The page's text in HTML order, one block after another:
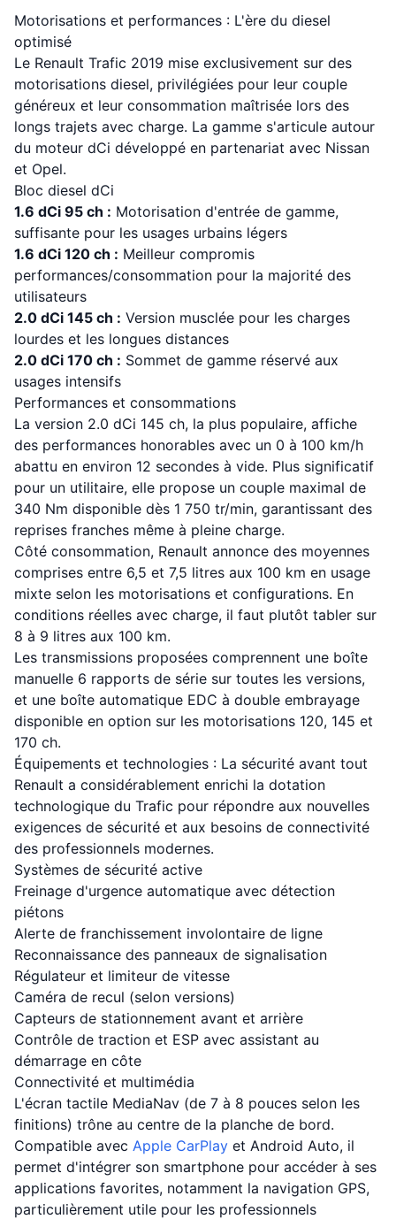
Motorisations et performances : L'ère du diesel
optimisé
Le Renault Trafic 2019 mise exclusivement sur des
motorisations diesel, privilégiées pour leur couple
généreux et leur consommation maîtrisée lors des
longs trajets avec charge. La gamme s'articule autour
du moteur dCi développé en partenariat avec Nissan
et Opel.
Bloc diesel dCi
1.6 dCi 95 ch : Motorisation d'entrée de gamme,
suffisante pour les usages urbains légers
1.6 dCi 120 ch : Meilleur compromis
performances/consommation pour la majorité des
utilisateurs
2.0 dCi 145 ch : Version musclée pour les charges
lourdes et les longues distances
2.0 dCi 170 ch : Sommet de gamme réservé aux
usages intensifs
Performances et consommations
La version 2.0 dCi 145 ch, la plus populaire, affiche
des performances honorables avec un 0 à 100 km/h
abattu en environ 12 secondes à vide. Plus significatif
pour un utilitaire, elle propose un couple maximal de
340 Nm disponible dès 1 750 tr/min, garantissant des
reprises franches même à pleine charge.
Côté consommation, Renault annonce des moyennes
comprises entre 6,5 et 7,5 litres aux 100 km en usage
mixte selon les motorisations et configurations. En
conditions réelles avec charge, il faut plutôt tabler sur
8 à 9 litres aux 100 km.
Les transmissions proposées comprennent une boîte
manuelle 6 rapports de série sur toutes les versions,
et une boîte automatique EDC à double embrayage
disponible en option sur les motorisations 120, 145 et
170 ch.
Équipements et technologies : La sécurité avant tout
Renault a considérablement enrichi la dotation
technologique du Trafic pour répondre aux nouvelles
exigences de sécurité et aux besoins de connectivité
des professionnels modernes.
Systèmes de sécurité active
Freinage d'urgence automatique avec détection
piétons
Alerte de franchissement involontaire de ligne
Reconnaissance des panneaux de signalisation
Régulateur et limiteur de vitesse
Caméra de recul (selon versions)
Capteurs de stationnement avant et arrière
Contrôle de traction et ESP avec assistant au
démarrage en côte
Connectivité et multimédia
L'écran tactile MediaNav (de 7 à 8 pouces selon les
finitions) trône au centre de la planche de bord.
Compatible avec Apple CarPlay et Android Auto, il
permet d'intégrer son smartphone pour accéder à ses
applications favorites, notamment la navigation GPS,
particulièrement utile pour les professionnels